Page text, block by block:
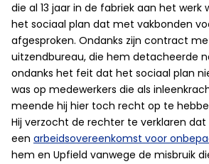
die al 13 jaar in de fabriek aan het werk
het sociaal plan dat met vakbonden
afgesproken. Ondanks zijn contract
uitzendbureau, die hem detacheerde
ondanks het feit dat het sociaal plan
was op medewerkers die als
meende hij hier toch recht op te
Hij verzocht de rechter te verklaren dat
een arbeidsovereenkomst voor
hem en Upfield vanwege de misbruik